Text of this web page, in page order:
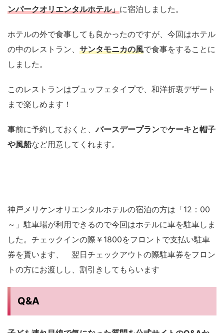
ンパークオリエンタルホテル」に宿泊しました。
ホテルの外で食事しても良かったのですが、今回はホテル
の中のレストラン、 サンタモニカの風で食事をすることに
しました。
このレストランはブュッフェタイプで、和洋折衷デザート
まで楽しめます！
事前に予約しておくと、バースデープランでケーキと帽子
や風船など用意してくれます。
神戸メリケンオリエンタルホテルの宿泊の方は「12：00
～」駐車場が利用できるので今回はホテルに車を駐車しま
した。チェックインの際￥1800をフロントで支払い駐車
券を貰います、 翌日チェックアウトの際駐車券をフロン
トの方にお渡しし、割引きしてもらいます
Q&A